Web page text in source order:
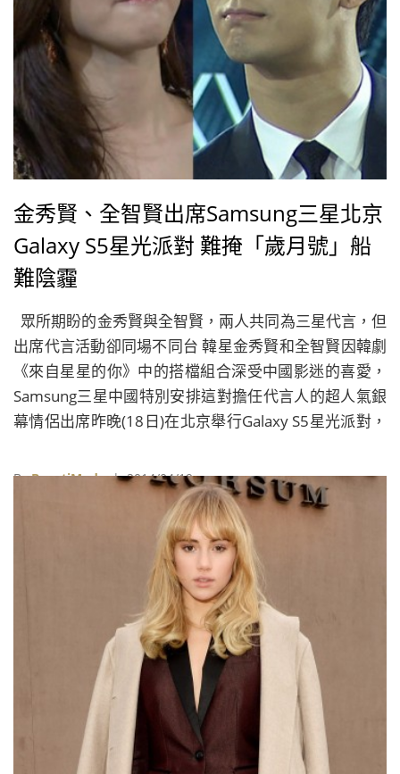
金秀賢、全智賢出席Samsung三星北京
Galaxy S5星光派對 難掩「歲月號」船
難陰霾
眾所期盼的金秀賢與全智賢，兩人共同為三星代言，但
出席代言活動卻同場不同台 韓星金秀賢和全智賢因韓劇
《來自星星的你》中的搭檔組合深受中國影迷的喜愛，
Samsung三星中國特別安排這對擔任代言人的超人氣銀
幕情侶出席昨晚(18日)在北京舉行Galaxy S5星光派對，
一後單獨出場與粉絲見面，雖然出席同一個活動，卻不
見兩人同台。 全智賢身穿Dolce & Gabbana的金色蕾絲
洋裝，展現高貴優雅的氣質 全智賢以一襲Dolce &
Gabbana金色蕾絲洋裝優雅現身，臉上掛著淡淡的微
笑，表示喜歡北京這個城市，平時喜歡透過運動維持身
ByBeautiMode| 2014/04/19